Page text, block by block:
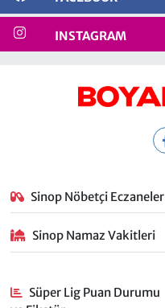
INSTAGRAM
Sinop Nöbetçi Eczaneler
Sinop Namaz Vakitleri
Süper Lig Puan Durumu